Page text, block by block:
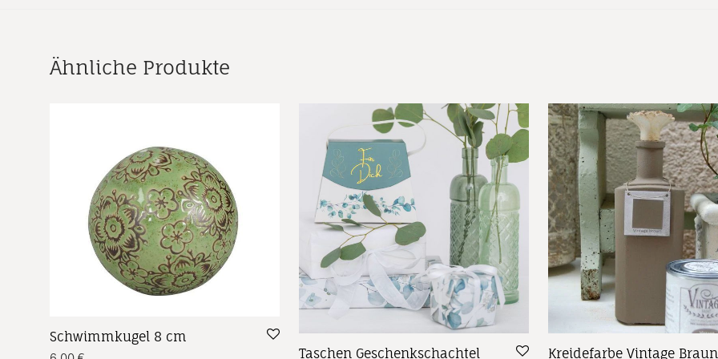
Ähnliche Produkte
Schwimmkugel 8 cm
Taschen Geschenkschachtel Kreidefarbe Vintage Braun